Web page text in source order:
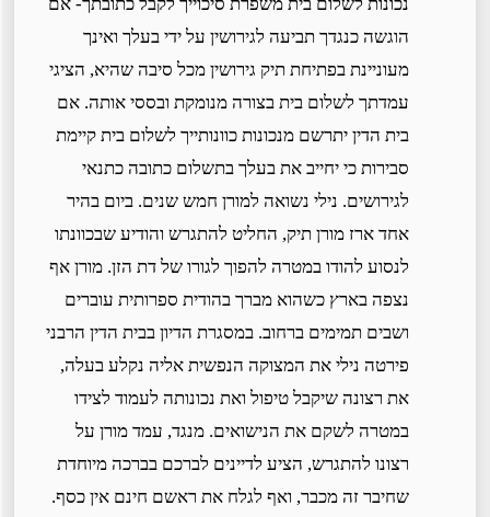
הוגשה כנגדך תביעה לגירושין על ידי בעלך ואינך
מעוניינת בפתיחת תיק גירושין מכל סיבה שהיא, הציגי
עמדתך לשלום בית בצורה מנומקת ובססי אותה. אם
בית הדין יתרשם מנכונות כוונותייך לשלום בית קיימת
סבירות כי יחייב את בעלך בתשלום כתובה כתנאי
לגירושים. נילי נשואה למורן חמש שנים. ביום בהיר
אחד ארז מורן תיק, החליט להתגרש והודיע שבכוונתו
לנסוע להודו במטרה להפוך לגורו של דת הזן. מורן אף
נצפה בארץ כשהוא מברך בהודית ספרותית עוברים
ושבים תמימים ברחוב. במסגרת הדיון בבית הדין הרבני
פירטה נילי את המצוקה הנפשית אליה נקלע בעלה,
את רצונה שיקבל טיפול ואת נכונותה לעמוד לצידו
במטרה לשקם את הנישואים. מנגד, עמד מורן על
רצונו להתגרש, הציע לדיינים לברכם בברכה מיוחדת
שחיבר זה מכבר, ואף לגלח את ראשם חינם אין כסף.